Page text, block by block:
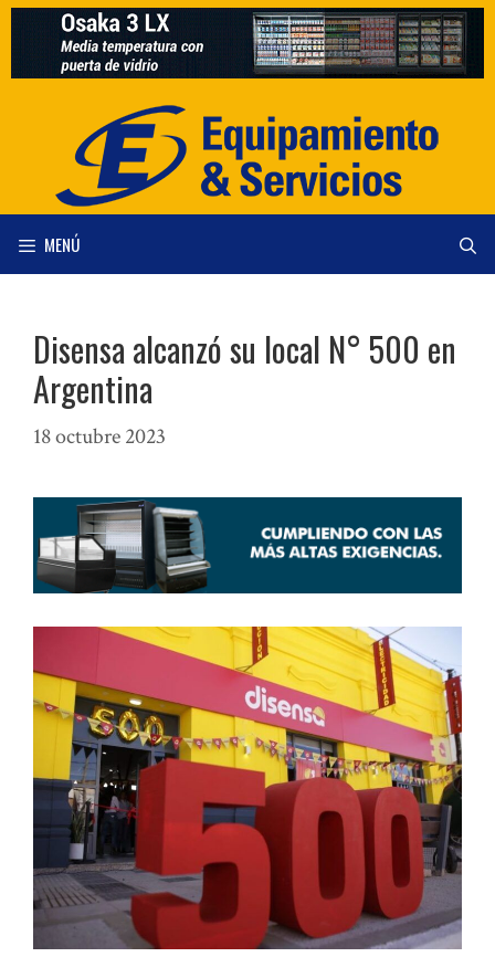
Saltar
contenido
MENÚ
Disensa alcanzó su local N° 500 en
Argentina
18 octubre 2023